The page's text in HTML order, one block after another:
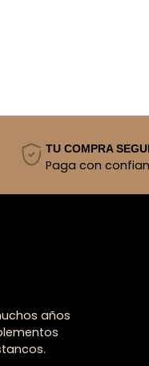
TU COMPRA
Paga con
años